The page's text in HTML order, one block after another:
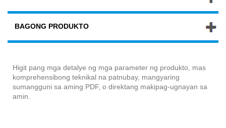
BAGONG PRODUKTO
Higit pang mga detalye ng mga parameter ng produkto, mas
komprehensibong teknikal na patnubay, mangyaring
sumangguni sa aming PDF, o direktang makipag-ugnayan sa
amin.